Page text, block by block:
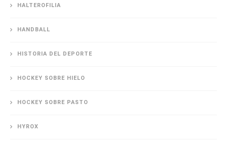
HALTEROFILIA
HANDBALL
HISTORIA DEL DEPORTE
HOCKEY SOBRE HIELO
HOCKEY SOBRE PASTO
HYROX